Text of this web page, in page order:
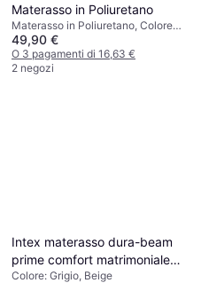
Materasso in Poliuretano
Materasso in Poliuretano, Colore:
Bianco, Materiale: Poliestere,
Spessore Materasso: 11 cm
49,90 €
O 3 pagamenti di 16,63 €
2 negozi
Intex materasso dura-beam
prime comfort matrimoniale
con tecnologia fiber tech
Colore: Grigio, Beige